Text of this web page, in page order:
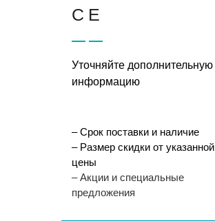
CE
Уточняйте дополнительную
информацию
– Срок поставки и наличие
– Размер скидки от указанной
цены
– Акции и специальные
предложения